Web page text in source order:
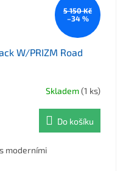
5 150 Kč
–34 %
W/PRIZM Road
Skladem(1 ks)
Do košíku
moderními